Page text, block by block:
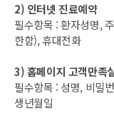
2) 인터넷 진료예약
필수항목 : 환자성명,
한함), 휴대전화
3) 홈페이지 고객만족
필수항목 : 성명, 비밀
생년월일